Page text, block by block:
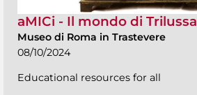
aMICi - Il mondo di Trilussa
Museo di Roma in Trastevere
08/10/2024
Educational resources for all